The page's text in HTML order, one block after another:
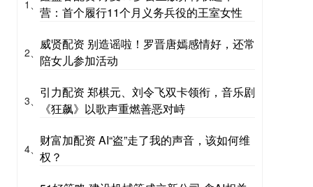
1、 营：首个履行11个月义务兵役的王室女性
2、
威贤配资 别造谣啦！罗晋唐嫣感情好，还常
陪女儿参加活动
3、
引力配资 郑棋元、刘令飞双卡领衔，音乐剧
《狂飙》以歌声重燃善恶对峙
4、
财富加配资 AI“盗”走了我的声音，该如何维
权？